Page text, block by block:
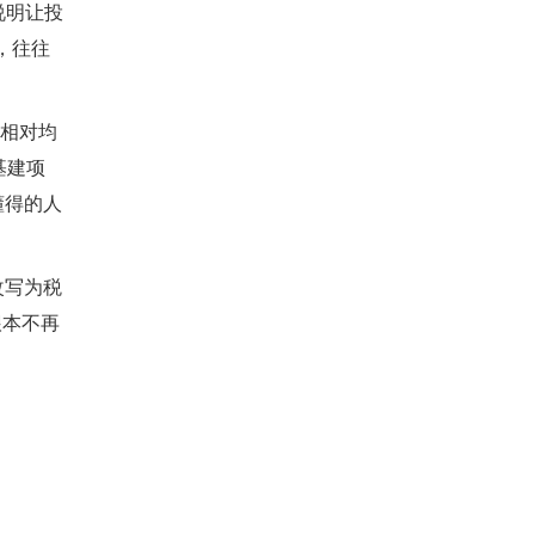
让投
往往
对均
建项
的人
写为税
不再